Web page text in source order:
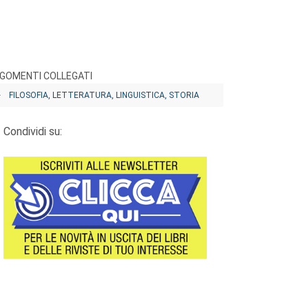
COLLEGATI
FILOSOFIA, LETTERATURA, LINGUISTICA, STORIA
Condividi su: